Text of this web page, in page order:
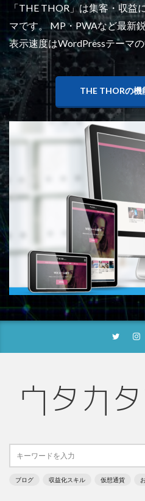
「THE THOR」は集客・収益
マです。 MP・PWAなど最新
表示速度はWordPressテーマ
THE THORの機
ブログ 収益化スキル 仮想通貨